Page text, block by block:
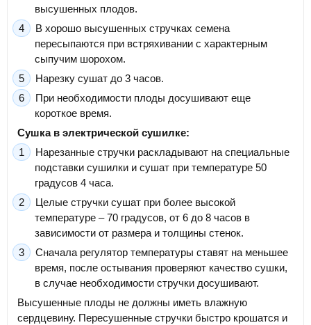
высушенных плодов.
В хорошо высушенных стручках семена
пересыпаются при встряхивании с характерным
сыпучим шорохом.
Нарезку сушат до 3 часов.
При необходимости плоды досушивают еще
короткое время.
Сушка в электрической сушилке:
Нарезанные стручки раскладывают на специальные
подставки сушилки и сушат при температуре 50
градусов 4 часа.
Целые стручки сушат при более высокой
температуре – 70 градусов, от 6 до 8 часов в
зависимости от размера и толщины стенок.
Сначала регулятор температуры ставят на меньшее
время, после остывания проверяют качество сушки,
в случае необходимости стручки досушивают.
Высушенные плоды не должны иметь влажную
сердцевину. Пересушенные стручки быстро крошатся и